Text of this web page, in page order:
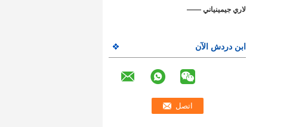
—— لاري جيمينياني
ابن دردش الآن